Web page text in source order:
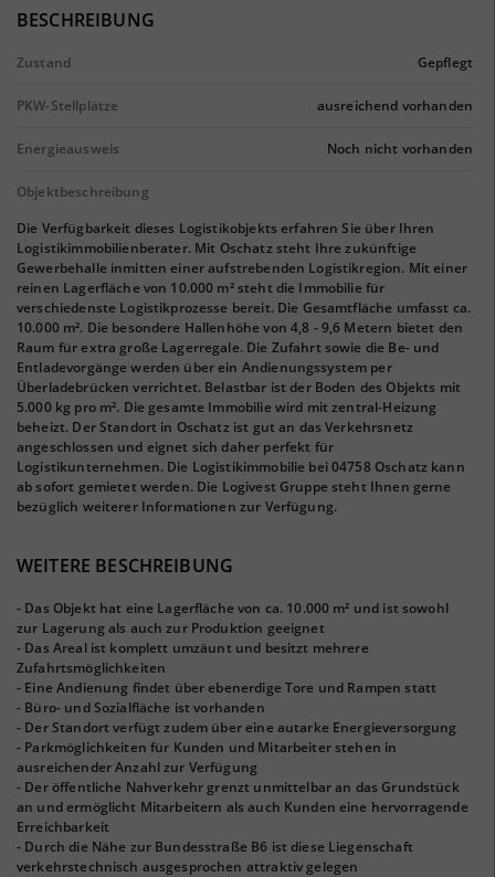
BESCHREIBUNG
Zustand Gepflegt
PKW-Stellplätze ausreichend vorhanden
Energieausweis Noch nicht vorhanden
Objektbeschreibung
Die Verfügbarkeit dieses Logistikobjekts erfahren Sie über Ihren
Logistikimmobilienberater. Mit Oschatz steht Ihre zukünftige
Gewerbehalle inmitten einer aufstrebenden Logistikregion. Mit einer
reinen Lagerfläche von 10.000 m² steht die Immobilie für
verschiedenste Logistikprozesse bereit. Die Gesamtfläche umfasst ca.
10.000 m². Die besondere Hallenhöhe von 4,8 - 9,6 Metern bietet den
Raum für extra große Lagerregale. Die Zufahrt sowie die Be- und
Entladevorgänge werden über ein Andienungssystem per
Überladebrücken verrichtet. Belastbar ist der Boden des Objekts mit
5.000 kg pro m². Die gesamte Immobilie wird mit zentral-Heizung
beheizt. Der Standort in Oschatz ist gut an das Verkehrsnetz
angeschlossen und eignet sich daher perfekt für
Logistikunternehmen. Die Logistikimmobilie bei 04758 Oschatz kann
ab sofort gemietet werden. Die Logivest Gruppe steht Ihnen gerne
bezüglich weiterer Informationen zur Verfügung.
WEITERE BESCHREIBUNG
- Das Objekt hat eine Lagerfläche von ca. 10.000 m² und ist sowohl
zur Lagerung als auch zur Produktion geeignet
- Das Areal ist komplett umzäunt und besitzt mehrere
Zufahrtsmöglichkeiten
- Eine Andienung findet über ebenerdige Tore und Rampen statt
- Büro- und Sozialfläche ist vorhanden
- Der Standort verfügt zudem über eine autarke Energieversorgung
- Parkmöglichkeiten für Kunden und Mitarbeiter stehen in
ausreichender Anzahl zur Verfügung
- Der öffentliche Nahverkehr grenzt unmittelbar an das Grundstück
an und ermöglicht Mitarbeitern als auch Kunden eine hervorragende
Erreichbarkeit
- Durch die Nähe zur Bundesstraße B6 ist diese Liegenschaft
verkehrstechnisch ausgesprochen attraktiv gelegen